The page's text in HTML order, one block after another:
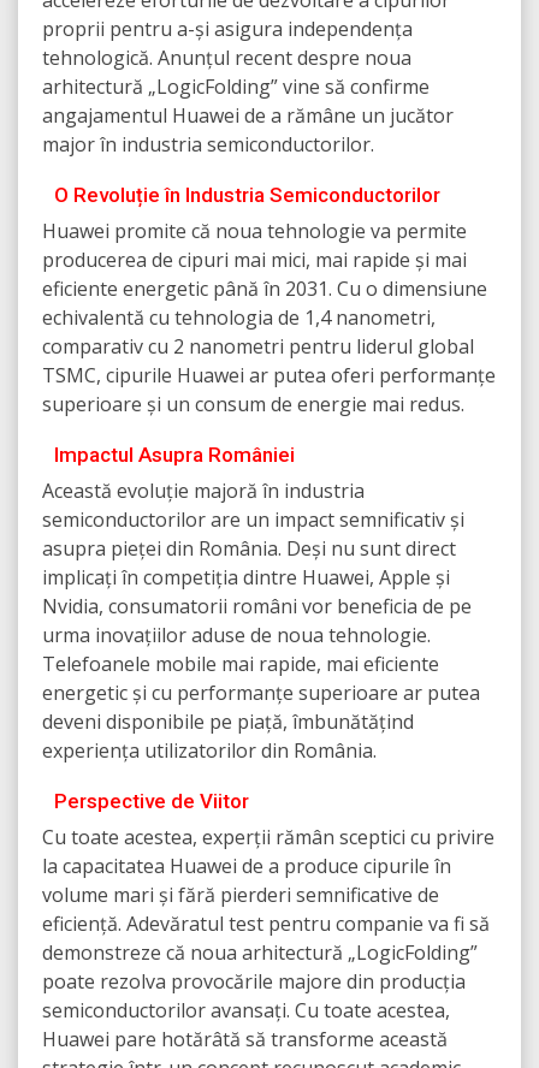
proprii pentru a-și asigura independența
tehnologică. Anunțul recent despre noua
arhitectură „LogicFolding” vine să confirme
angajamentul Huawei de a rămâne un jucător
major în industria semiconductorilor.
O Revoluție în Industria Semiconductorilor
Huawei promite că noua tehnologie va permite
producerea de cipuri mai mici, mai rapide și mai
eficiente energetic până în 2031. Cu o dimensiune
echivalentă cu tehnologia de 1,4 nanometri,
comparativ cu 2 nanometri pentru liderul global
TSMC, cipurile Huawei ar putea oferi performanțe
superioare și un consum de energie mai redus.
Impactul Asupra României
Această evoluție majoră în industria
semiconductorilor are un impact semnificativ și
asupra pieței din România. Deși nu sunt direct
implicați în competiția dintre Huawei, Apple și
Nvidia, consumatorii români vor beneficia de pe
urma inovațiilor aduse de noua tehnologie.
Telefoanele mobile mai rapide, mai eficiente
energetic și cu performanțe superioare ar putea
deveni disponibile pe piață, îmbunătățind
experiența utilizatorilor din România.
Perspective de Viitor
Cu toate acestea, experții rămân sceptici cu privire
la capacitatea Huawei de a produce cipurile în
volume mari și fără pierderi semnificative de
eficiență. Adevăratul test pentru companie va fi să
demonstreze că noua arhitectură „LogicFolding”
poate rezolva provocările majore din producția
semiconductorilor avansați. Cu toate acestea,
Huawei pare hotărâtă să transforme această